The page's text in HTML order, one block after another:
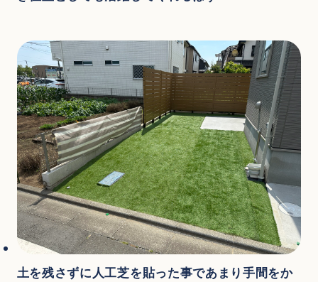
土を残さずに人工芝を貼った事であまり手間をか